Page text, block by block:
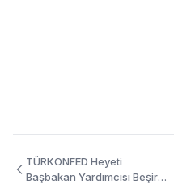
TÜRKONFED Heyeti
Başbakan Yardımcısı Beşir